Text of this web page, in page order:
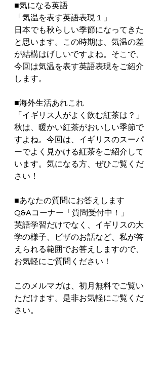
■気になる英語
「気温を表す英語表現１」
日本でも秋らしい季節になってきた
と思います。この時期は、気温の差
が結構はげしいですよね。そこで、
今回は気温を表す英語表現をご紹介
します。
■海外生活あれこれ
「イギリス人がよく飲む紅茶は？」
秋は、暖かい紅茶がおいしい季節で
すよね。今回は、イギリスのスーパ
ーでよく見かける紅茶をご紹介して
います。気になる方、ぜひご覧くだ
さい！
■あなたの質問にお答えします
Q&Aコーナー「質問受付中！」
英語学習だけでなく、イギリスの大
学の様子、ビザのお話など、私が答
えられる範囲でお答えしますので、
お気軽にご質問ください！
このメルマガは、初月無料でご覧い
ただけます。是非お気軽にご覧くだ
さい。